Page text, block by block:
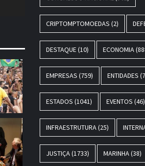
CRIPTOMPTOMOEDAS (2)
DESTAQUE(10) ECONOMIA
EMPRESAS (759) ENTIDADES
ESTADOS (1041) EVENTOS (46)
INFRAESTRUTURA(25)
JUSTIÇA(1733) MARINHA(38)